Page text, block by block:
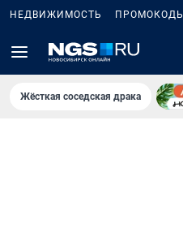
НЕДВИЖИМОСТЬ ПРОМОКОДЫ
Жёсткая соседская драка